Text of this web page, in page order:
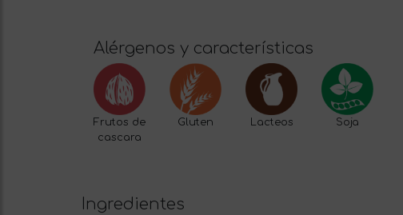
Alérgenos y características
Frutos de
cascara
Gluten Lacteos Soja
Ingredientes